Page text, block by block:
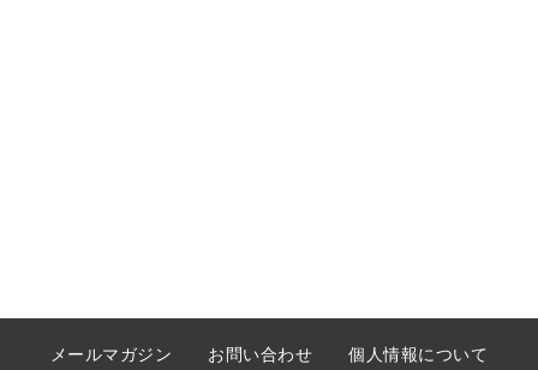
メールマガジン お問い合わせ 個人情報について